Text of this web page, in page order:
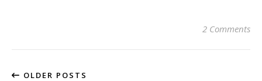
2 Comments
OLDER POSTS